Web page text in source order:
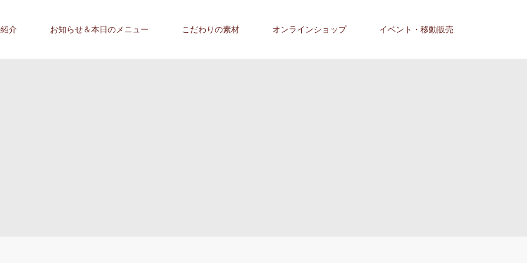
介 お知らせ＆本日のメニュー こだわりの素材 オンラインショップ イベント・移動販売